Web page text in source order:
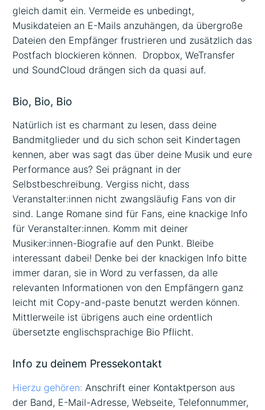
gleich damit ein. Vermeide es unbedingt,
Musikdateien an E-Mails anzuhängen, da übergroße
Dateien den Empfänger frustrieren und zusätzlich das
Postfach blockieren können. Dropbox, WeTransfer
und SoundCloud drängen sich da quasi auf.
Bio, Bio, Bio
Natürlich ist es charmant zu lesen, dass deine
Bandmitglieder und du sich schon seit Kindertagen
kennen, aber was sagt das über deine Musik und eure
Performance aus? Sei prägnant in der
Selbstbeschreibung. Vergiss nicht, dass
Veranstalter:innen nicht zwangsläufig Fans von dir
sind. Lange Romane sind für Fans, eine knackige Info
für Veranstalter:innen. Komm mit deiner
Musiker:innen-Biografie auf den Punkt. Bleibe
interessant dabei! Denke bei der knackigen Info bitte
immer daran, sie in Word zu verfassen, da alle
relevanten Informationen von den Empfängern ganz
leicht mit Copy-and-paste benutzt werden können.
Mittlerweile ist übrigens auch eine ordentlich
übersetzte englischsprachige Bio Pflicht.
Info zu deinem Pressekontakt
Hierzu gehören: Anschrift einer Kontaktperson aus
der Band, E-Mail-Adresse, Webseite, Telefonnummer,